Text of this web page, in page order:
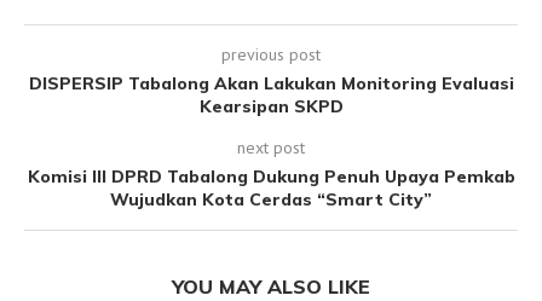
previous post
DISPERSIP Tabalong Akan Lakukan Monitoring Evaluasi
Kearsipan SKPD
next post
Komisi III DPRD Tabalong Dukung Penuh Upaya Pemkab
Wujudkan Kota Cerdas “Smart City”
YOU MAY ALSO LIKE